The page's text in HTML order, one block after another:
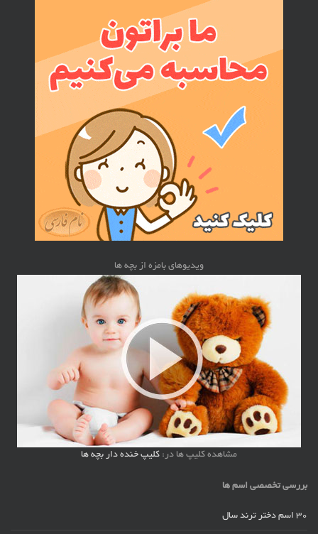
ویدیوهای بامزه از بچه ها
مشاهده کلیپ ها در: کلیپ خنده دار بچه ها
بررسی تخصصی اسم ها
30 اسم دختر ترند سال